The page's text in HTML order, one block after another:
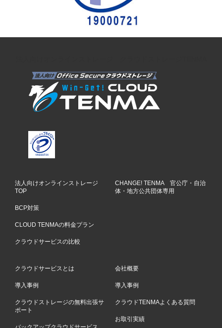
法人向けオンラインストレージ
TOP
BCP対策
CLOUD TENMAの料金プラン
クラウドサービスの比較
CHANGE! TENMA 官公庁・自治
体・地方公共団体専用
クラウドサービスとは
導入事例
クラウドストレージの無料出張サ
ポート
会社概要
導入事例
クラウドTENMAよくある質問
お取引実績